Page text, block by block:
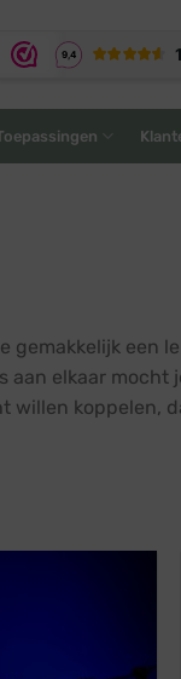
een
aan elkaar
willen koppelen,